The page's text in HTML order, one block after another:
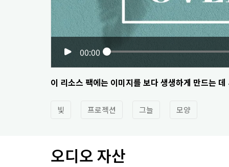
00:00
이 리소스 팩에는 이미지를 보다 생생하게 만드는
빛 프로젝션 그늘 모양
오디오 자산